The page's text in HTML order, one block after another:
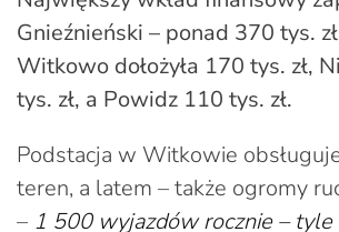
Gnieźnieński – ponad 370 tys.
Witkowo dołożyła 170 tys. zł,
tys. zł, a Powidz 110 tys. zł.
Podstacja w Witkowie
teren, a latem – także ogromy
– 1 500 wyjazdów rocznie –